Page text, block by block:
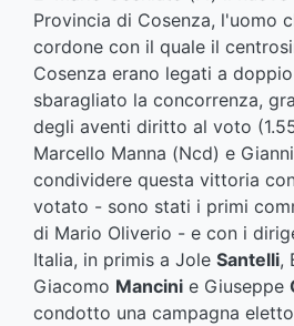
Provincia di Cosenza, l'uomo
cordone con il quale il
Cosenza erano legati a
sbaragliato la concorrenza,
degli aventi diritto al voto
Marcello Manna (Ncd) e
condividere questa vittoria
votato - sono stati i primi
di Mario Oliverio - e con i
Italia, in primis a Jole Santelli,
Giacomo Mancini e Giuseppe
condotto una campagna